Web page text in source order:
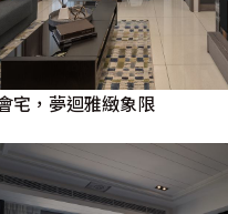
宅，夢迴雅緻象限